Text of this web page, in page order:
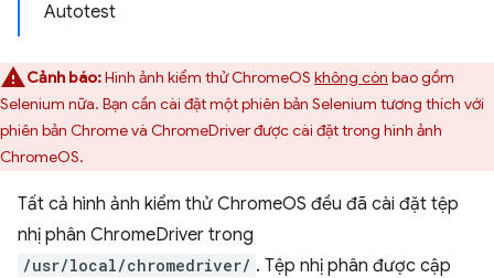
Autotest
Cảnh báo:Hình ảnh kiểm thử ChromeOS không còn bao gồm
Selenium nữa. Bạn cần cài đặt một phiên bản Selenium tương thích với
phiên bản Chrome và ChromeDriver được cài đặt trong hình ảnh
ChromeOS.
Tất cả hình ảnh kiểm thử ChromeOS đều đã cài đặt tệp
nhị phân ChromeDriver trong
/usr/local/chromedriver/ . Tệp nhị phân được cập